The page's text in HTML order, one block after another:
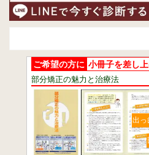
ご希望の方に 小冊子を差し
部分矯正の魅力と治療法
出っ